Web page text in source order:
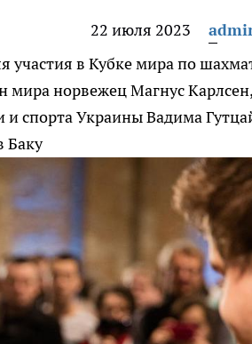
22 июля 2023
участия в Кубке мира по
мира норвежец Магнус Карлсен,
спорта Украины Вадима
Баку